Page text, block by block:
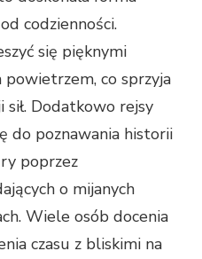
codzienności.
się pięknymi
co sprzyja
Dodatkowo rejsy
do poznawania historii
poprzez
o mijanych
Wiele osób docenia
czasu z bliskimi na